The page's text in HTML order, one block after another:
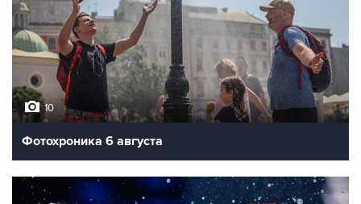
10
Фотохроника 6 августа